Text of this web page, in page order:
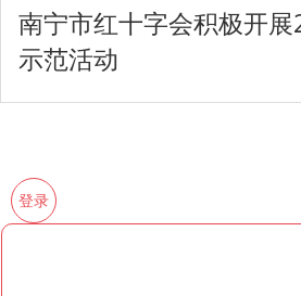
南宁市红十字会积极开
示范活动
登录